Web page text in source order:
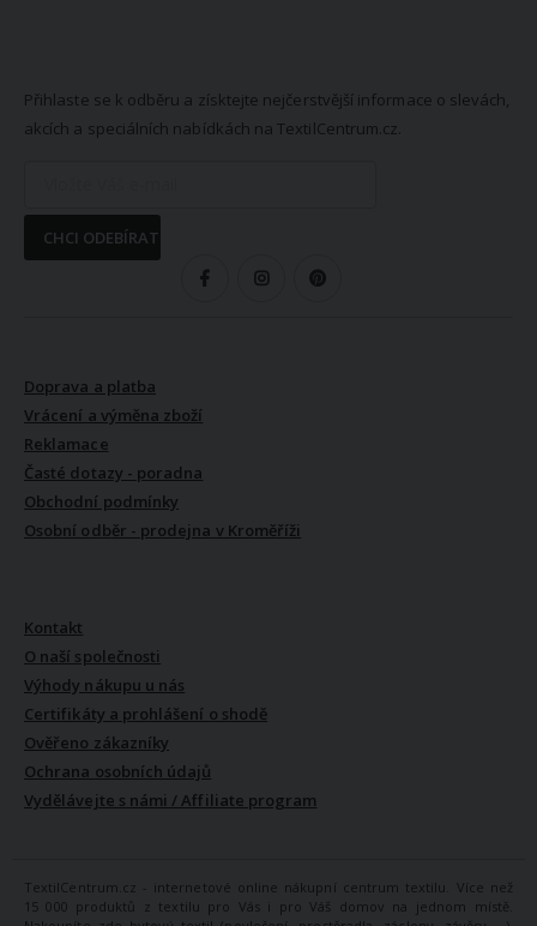
Přihlaste se k odběru a získtejte nejčerstvější informace o slevách,
akcích a speciálních nabídkách na TextilCentrum.cz.
CHCI ODEBÍRAT
Doprava a platba
Vrácení a výměna zboží
Reklamace
Časté dotazy - poradna
Obchodní podmínky
Osobní odběr - prodejna v Kroměříži
Kontakt
O naší společnosti
Výhody nákupu u nás
Certifikáty a prohlášení o shodě
Ověřeno zákazníky
Ochrana osobních údajů
Vydělávejte s námi / Affiliate program
TextilCentrum.cz - internetové online nákupní centrum textilu. Více než
15 000 produktů z textilu pro Vás i pro Váš domov na jednom místě.